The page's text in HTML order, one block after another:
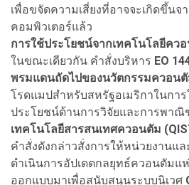
เพื่อขจัดความเสี่ยงที่อาจจะเกิดขึ้นจ
คอมพิวเตอร์แล้ว
การใช้ประโยชน์จากเทคโนโลยีคว
ในขณะเดียวกัน คำสั่งบริหาร EO
พรมแดนถัดไปของนวัตกรรมควอน
โรดแมปสำหรับสหรัฐอเมริกาในกา
ประโยชน์ด้านการวิจัยและการพาณิ
เทคโนโลยีสารสนเทศควอนตัม
คำสั่งดังกล่าวสั่งการให้หน่วยงานแล
ดำเนินการอัปเดตกลยุทธ์ควอนตัมแ
ออกแบบมาเพื่อสนับสนุนระบบนิเวศ